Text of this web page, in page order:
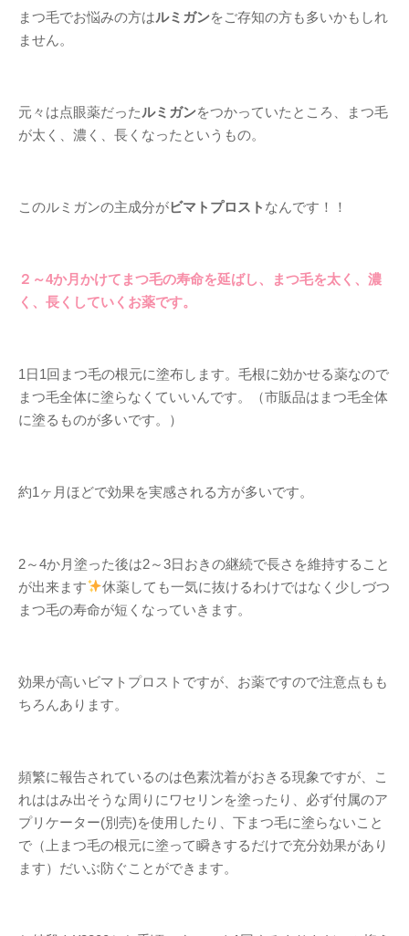
まつ毛でお悩みの方はルミガンをご存知の方も多いかもしれ
ません。
元々は点眼薬だったルミガンをつかっていたところ、まつ毛
が太く、濃く、長くなったというもの。
このルミガンの主成分がビマトプロスト なんです！！
２～4か月かけてまつ毛の寿命を延ばし、まつ毛を太く、濃
く、長くしていくお薬です。
1日1回まつ毛の根元に塗布します。毛根に効かせる薬なので
まつ毛全体に塗らなくていいんです。（市販品はまつ毛全体
に塗るものが多いです。）
約1ヶ月ほどで効果を実感される方が多いです。
2～4か月塗った後は2～3日おきの継続で長さを維持すること
が出来ます
休薬しても一気に抜けるわけではなく少しづつ
まつ毛の寿命が短くなっていきます。
効果が高いビマトプロストですが、お薬ですので注意点もも
ちろんあります。
頻繁に報告されているのは色素沈着がおきる現象ですが、こ
れははみ出そうな周りにワセリンを塗ったり、必ず付属のア
プリケーター(別売)を使用したり、下まつ毛に塗らないこと
で（上まつ毛の根元に塗って瞬きするだけで充分効果があり
ます）だいぶ防ぐことができます。